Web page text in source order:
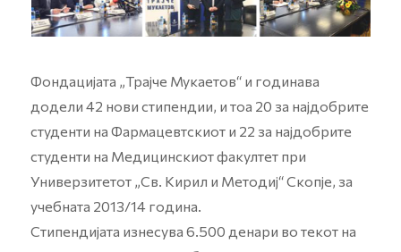
Фондацијата „Трајче Мукаетов“ и годинава
додели 42 нови стипендии, и тоа 20 за најдобрите
студенти на Фармацевтскиот и 22 за најдобрите
студенти на Медицинскиот факултет при
Универзитетот „Св. Кирил и Методиј“ Скопје, за
учебната 2013/14 година.
Стипендијата изнесува 6.500 денари во текот на